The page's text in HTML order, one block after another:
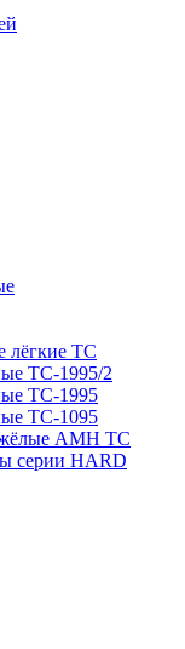
лёгкие ТС
ТС-1995/2
TC-1995
TC-1095
AMH TC
серии HARD